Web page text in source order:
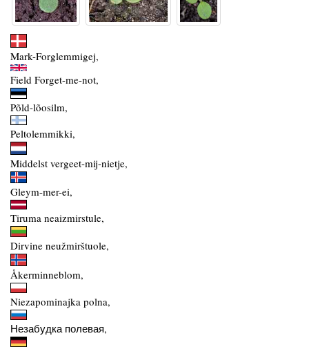
Mark-Forglemmigej,
Field Forget-me-not,
Põld-lõosilm,
Peltolemmikki,
Middelst vergeet-mij-nietje,
Gleym-mer-ei,
Tiruma neaizmirstule,
Dirvine neužmirštuole,
Åkerminneblom,
Niezapominajka polna,
Незабудка полевая,